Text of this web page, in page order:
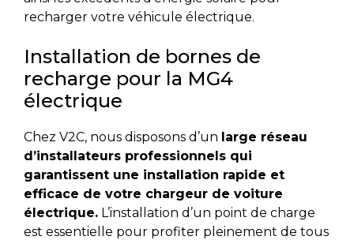
recharger votre véhicule électrique.
Installation de bornes de
recharge pour la MG4
électrique
Chez V2C, nous disposons d’un large réseau
d’installateurs professionnels qui
garantissent une installation rapide et
efficace de votre chargeur de voiture
électrique. L’installation d’un point de charge
est essentielle pour profiter pleinement de tous